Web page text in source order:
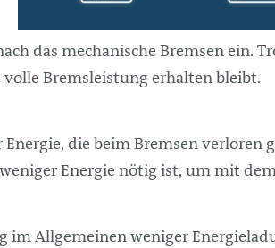
das mechanische Bremsen ein.
Bremsleistung erhalten bleibt.
die beim Bremsen verloren
Energie nötig ist, um mit
im Allgemeinen weniger